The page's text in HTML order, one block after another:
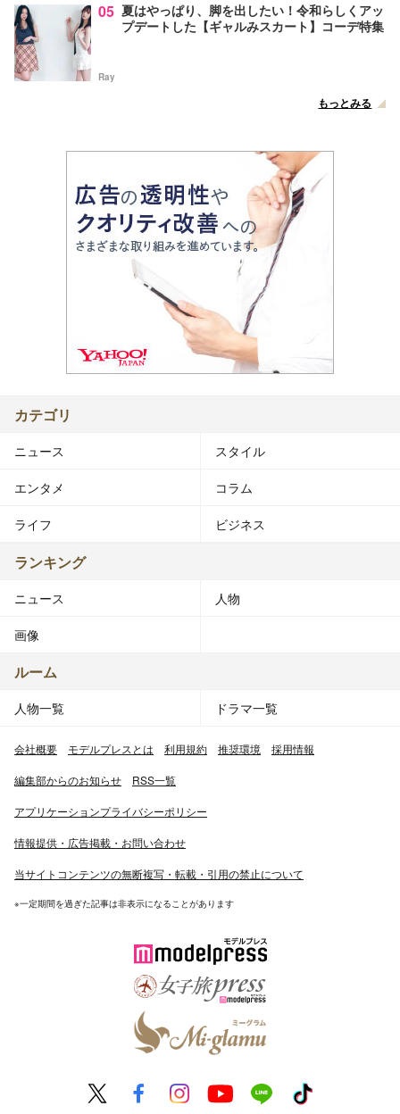
05 夏はやっぱり、脚を出したい！令和らしくアッ
プデートした【ギャルみスカート】コーデ特集
Ray
もっとみる
カテゴリ
ニュース スタイル
エンタメ コラム
ライフ ビジネス
ランキング
ニュース 人物
画像
ルーム
人物一覧 ドラマ一覧
会社概要 モデルプレスとは 利用規約 推奨環境 採用情報
編集部からのお知らせ RSS一覧
アプリケーションプライバシーポリシー
情報提供・広告掲載・お問い合わせ
当サイトコンテンツの無断複写・転載・引用の禁止について
※一定期間を過ぎた記事は非表示になることがあります